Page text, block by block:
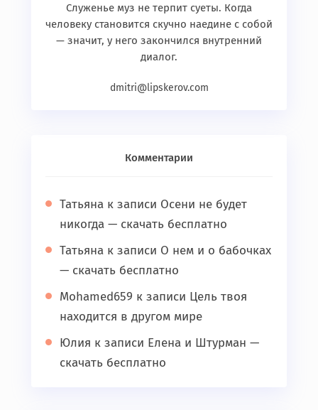
Служенье муз не терпит суеты. Когда
человеку становится скучно наедине с собой
— значит, у него закончился внутренний
диалог.
dmitri@lipskerov.com
Комментарии
Татьяна к записи Осени не будет
никогда — скачать бесплатно
Татьяна к записи О нем и о бабочках
— скачать бесплатно
Mohamed659 к записи Цель твоя
находится в другом мире
Юлия к записи Елена и Штурман —
скачать бесплатно